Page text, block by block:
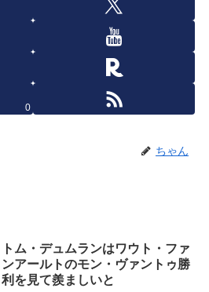
0
ちゃん
トム・デュムランはワウト・ファ
ンアールトのモン・ヴァントゥ勝
利を見て羨ましいと